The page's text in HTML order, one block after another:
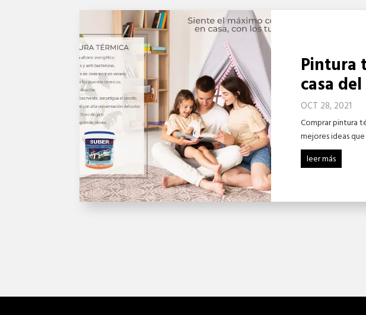
Pintura
casa
OCT 28, 2021
Comprar pintura
mejores ideas
leer más